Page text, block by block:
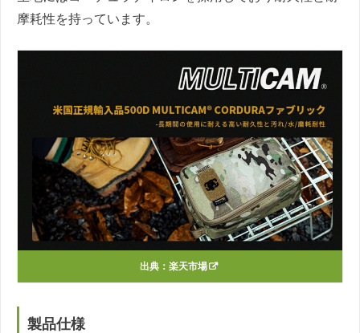
摩耗性を持っています。
出典： 楽天市場
製品仕様